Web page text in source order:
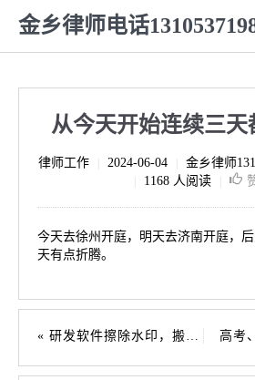
金乡律师电话
从今天开始连续三天
律师工作 2024-06-04 金乡律师
1168 人阅读
今天去徐州开庭，明天去济南开庭，
天有点折腾。
研发软件擦除水印，搬运视频侵权当赔？ 高考